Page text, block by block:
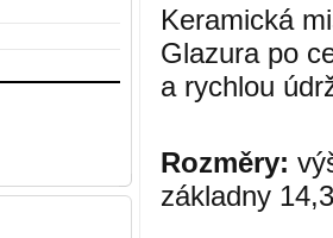
Keramická
Glazura po
a rychlou
Rozměry:
základny